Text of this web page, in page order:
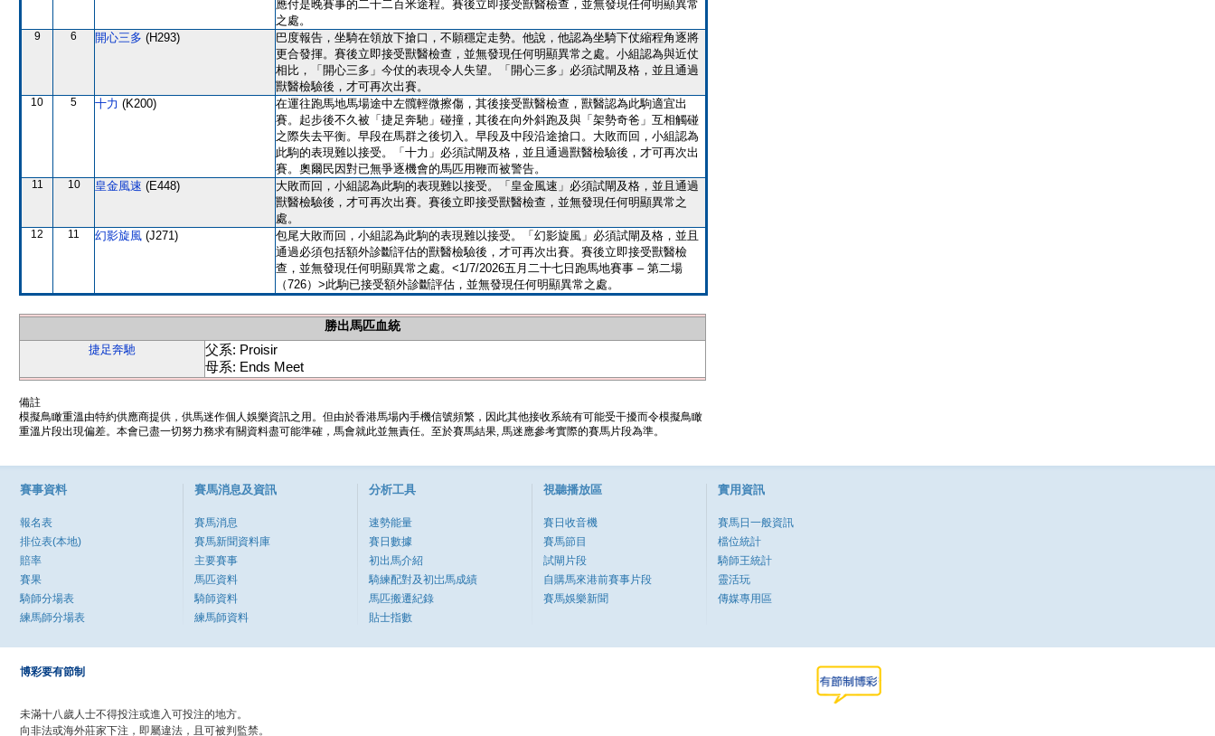
應付是晚賽事的二千二百米途程。賽後立即接受獸醫檢查，並無發現任何明顯異常
之處。
9 6 開心三多 (H293)
巴度報告，坐騎在領放下搶口，不願穩定走勢。他說，他認為坐騎下仗縮程角逐將
更合發揮。賽後立即接受獸醫檢查，並無發現任何明顯異常之處。小組認為與近仗
相比，「開心三多」今仗的表現令人失望。「開心三多」必須試閘及格，並且通過
獸醫檢驗後，才可再次出賽。
10 5 十力 (K200)
在運往跑馬地馬場途中左髖輕微擦傷，其後接受獸醫檢查，獸醫認為此駒適宜出
賽。起步後不久被「捷足奔馳」碰撞，其後在向外斜跑及與「架勢奇爸」互相觸碰
之際失去平衡。早段在馬群之後切入。早段及中段沿途搶口。大敗而回，小組認為
此駒的表現難以接受。「十力」必須試閘及格，並且通過獸醫檢驗後，才可再次出
賽。奧爾民因對已無爭逐機會的馬匹用鞭而被警告。
11 10 皇金風速 (E448)
大敗而回，小組認為此駒的表現難以接受。「皇金風速」必須試閘及格，並且通過
獸醫檢驗後，才可再次出賽。賽後立即接受獸醫檢查，並無發現任何明顯異常之
處。
12 11 幻影旋風 (J271)
包尾大敗而回，小組認為此駒的表現難以接受。「幻影旋風」必須試閘及格，並且
通過必須包括額外診斷評估的獸醫檢驗後，才可再次出賽。賽後立即接受獸醫檢
查，並無發現任何明顯異常之處。<1/7/2026五月二十七日跑馬地賽事 – 第二場
（726）>此駒已接受額外診斷評估，並無發現任何明顯異常之處。
勝出馬匹血統
捷足奔馳
父系: Proisir
母系: Ends Meet
備註
模擬鳥瞰重溫由特約供應商提供，供馬迷作個人娛樂資訊之用。但由於香港馬場內手機信號頻繁，因此其他接收系統有可能受干擾而令模擬鳥瞰
重溫片段出現偏差。本會已盡一切努力務求有關資料盡可能準確，馬會就此並無責任。至於賽馬結果, 馬迷應參考實際的賽馬片段為準。
賽事資料
報名表
排位表(本地)
賠率
賽果
騎師分場表
練馬師分場表
賽馬消息及資訊
賽馬消息
賽馬新聞資料庫
主要賽事
馬匹資料
騎師資料
練馬師資料
分析工具
速勢能量
賽日數據
初出馬介紹
騎練配對及初岀馬成績
馬匹搬遷紀錄
貼士指數
視聽播放區
賽日收音機
賽馬節目
試閘片段
自購馬來港前賽事片段
賽馬娛樂新聞
實用資訊
賽馬日一般資訊
檔位統計
騎師王統計
靈活玩
傳媒專用區
博彩要有節制
未滿十八歲人士不得投注或進入可投注的地方。
向非法或海外莊家下注，即屬違法，且可被判監禁。